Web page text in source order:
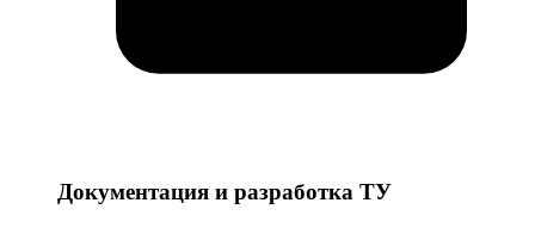
Документация и разработка ТУ